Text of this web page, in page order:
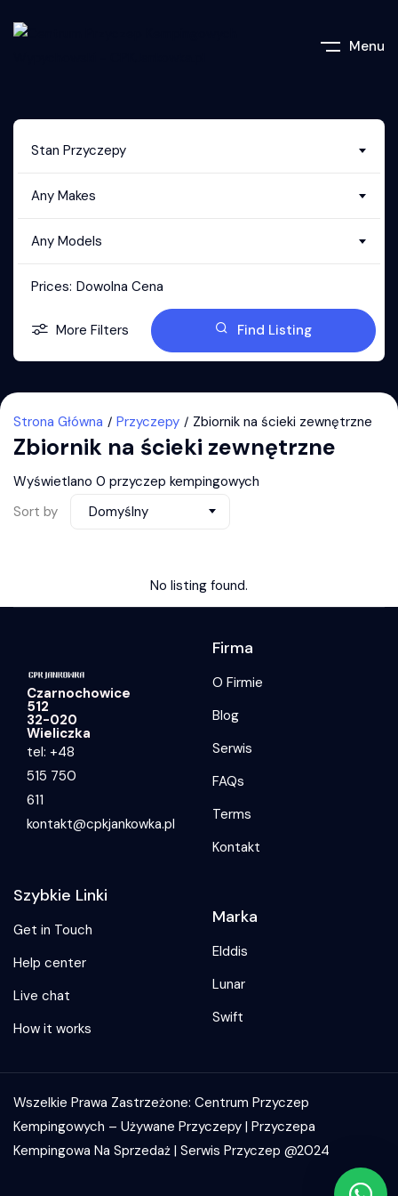
Menu
Stan Przyczepy
Any Makes
Any Models
Prices: Dowolna Cena
More Filters Find Listing
Strona Główna Przyczepy Zbiornik na ścieki zewnętrzne
Zbiornik na ścieki zewnętrzne
Wyświetlano 0 przyczep kempingowych
Sort by
Domyślny
No listing found.
Czarnochowice
512
32-020
Wieliczka
tel: +48
515 750
611
kontakt@cpkjankowka.pl
Firma
O Firmie
Blog
Serwis
FAQs
Terms
Kontakt
Szybkie Linki
Get in Touch
Help center
Live chat
How it works
Marka
Elddis
Lunar
Swift
Wszelkie Prawa Zastrzeżone: Centrum Przyczep
Kempingowych – Używane Przyczepy | Przyczepa
Kempingowa Na Sprzedaż | Serwis Przyczep @2024